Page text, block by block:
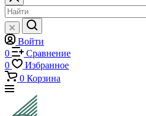
Войти
0
Сравнение
0
Избранное
0 Корзина